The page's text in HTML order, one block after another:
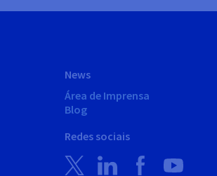
News
Área de Imprensa
Blog
Redes sociais